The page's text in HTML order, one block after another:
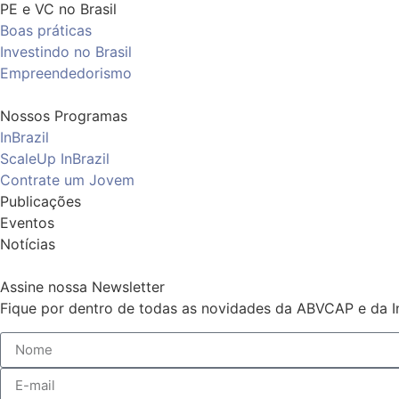
PE e VC no Brasil
Boas práticas
Investindo no Brasil
Empreendedorismo
Nossos Programas
InBrazil
ScaleUp InBrazil
Contrate um Jovem
Publicações
Eventos
Notícias
Assine nossa Newsletter
Fique por dentro de todas as novidades da ABVCAP e da